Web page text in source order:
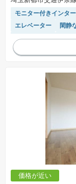
モニター付きインタ
エレベーター
閑静
宅配ボックス
平坦
価格が近い